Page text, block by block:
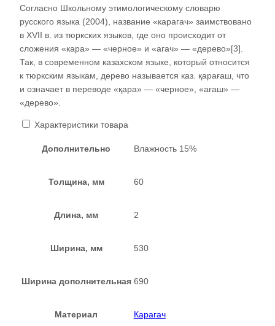
Согласно Школьному этимологическому словарю
русского языка (2004), название «карагач» заимствовано
в XVII в. из тюркских языков, где оно происходит от
сложения «кара» — «черное» и «агач» — «дерево»[3].
Так, в современном казахском языке, который относится
к тюркским языкам, дерево называется каз. қарағаш, что
и означает в переводе «қара» — «черное», «ағаш» —
«дерево».
Характеристики товара
Дополнительно Влажность 15%
Толщина, мм 60
Длина, мм 2
Ширина, мм 530
Ширина дополнительная 690
Материал Карагач